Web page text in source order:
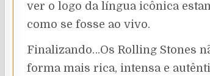
ver o logo da língua icônica
como se fosse ao vivo.
Finalizando…Os Rolling Stones
forma mais rica, intensa e